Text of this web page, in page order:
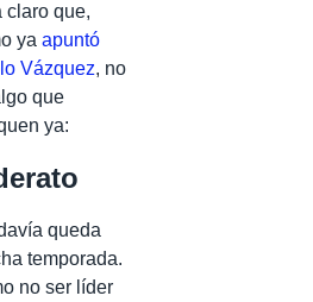
claro que,
ya apuntó
Vázquez, no
que
ya:
queda
temporada.
no ser líder